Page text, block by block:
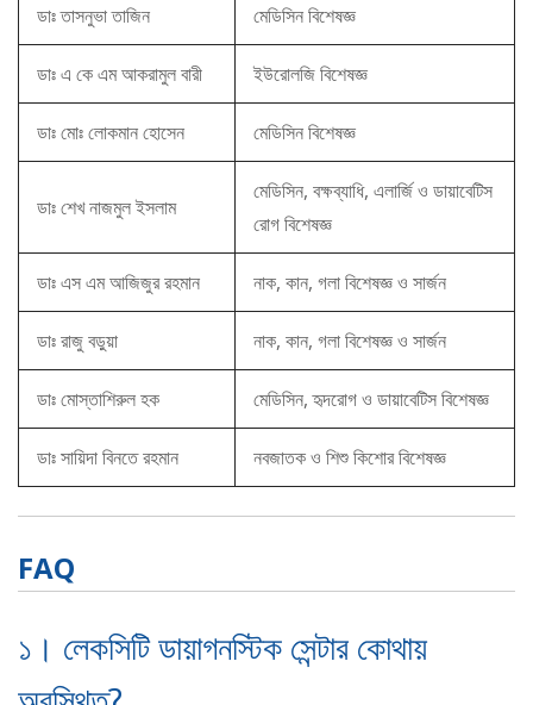
ডাঃ তাসনুভা তাজিন মেডিসিন বিশেষজ্ঞ
ডাঃ এ কে এম আকরামুল বারী ইউরোলজি বিশেষজ্ঞ
ডাঃ মোঃ লোকমান হোসেন মেডিসিন বিশেষজ্ঞ
ডাঃ শেখ নাজমুল ইসলাম
মেডিসিন, বক্ষব্যাধি, এলার্জি ও ডায়াবেটিস
রোগ বিশেষজ্ঞ
ডাঃ এস এম আজিজুর রহমান নাক, কান, গলা বিশেষজ্ঞ ও সার্জন
ডাঃ রাজু বড়ুয়া নাক, কান, গলা বিশেষজ্ঞ ও সার্জন
ডাঃ মোস্তাশিরুল হক মেডিসিন, হৃদরোগ ও ডায়াবেটিস বিশেষজ্ঞ
ডাঃ সায়িদা বিনতে রহমান নবজাতক ও শিশু কিশোর বিশেষজ্ঞ
FAQ
১। লেকসিটি ডায়াগনস্টিক সেন্টার কোথায়